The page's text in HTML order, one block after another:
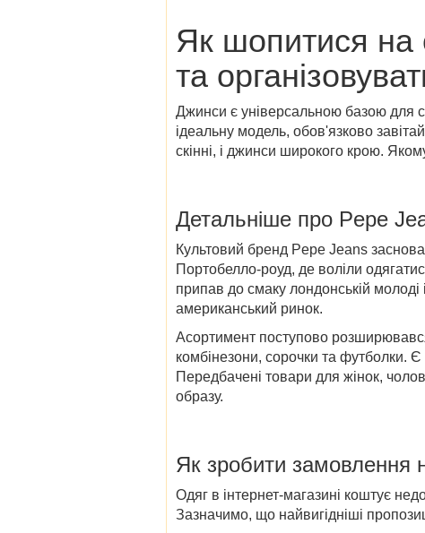
Як шопитися на
та
Джинси є універсальною базою для
ідеальну модель, обов'язково
скінні, і джинси широкого крою.
Детальніше про Pepe
Культовий бренд Pepe Jeans
Портобелло-роуд, де воліли
припав до смаку лондонській
американський ринок.
Асортимент поступово
комбінезони, сорочки та футболки.
Передбачені товари для жінок,
образу.
Як зробити замовлення
Одяг в інтернет-магазині коштує
Зазначимо, що найвигідніші